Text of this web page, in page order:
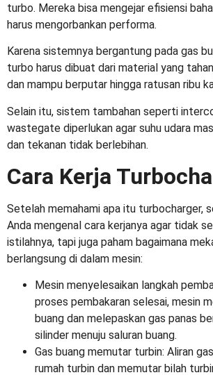
turbo. Mereka bisa mengejar efisiensi
harus mengorbankan performa.
Karena sistemnya bergantung pada gas
turbo harus dibuat dari material yang
dan mampu berputar hingga ratusan ribu
Selain itu, sistem tambahan seperti
wastegate diperlukan agar suhu udara
dan tekanan tidak berlebihan.
Cara Kerja
Setelah memahami apa itu turbocharger,
Anda mengenal cara kerjanya agar tidak
istilahnya, tapi juga paham bagaimana
berlangsung di dalam mesin:
Mesin menyelesaikan langkah
proses pembakaran selesai, mesin
buang dan melepaskan gas panas
silinder menuju saluran buang.
Gas buang memutar turbin: Aliran
rumah turbin dan memutar bilah